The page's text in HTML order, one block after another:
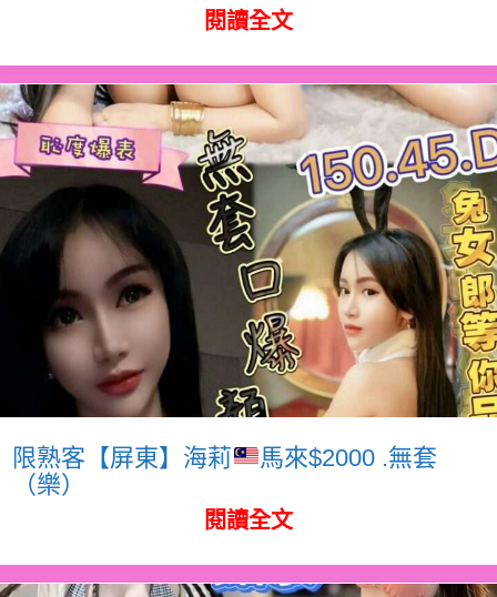
閱讀全文
限熟客【屏東】海莉
馬來$2000 .無套
（樂）
閱讀全文